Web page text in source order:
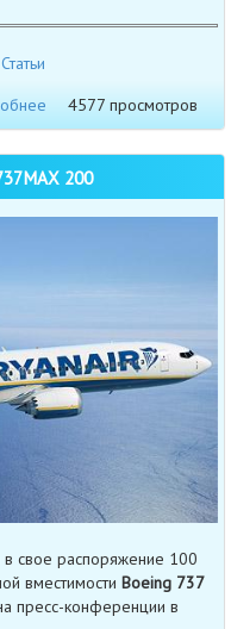
Статьи
4577 просмотров
200
в свое распоряжение 100
вместимости Boeing 737
пресс-конференции в